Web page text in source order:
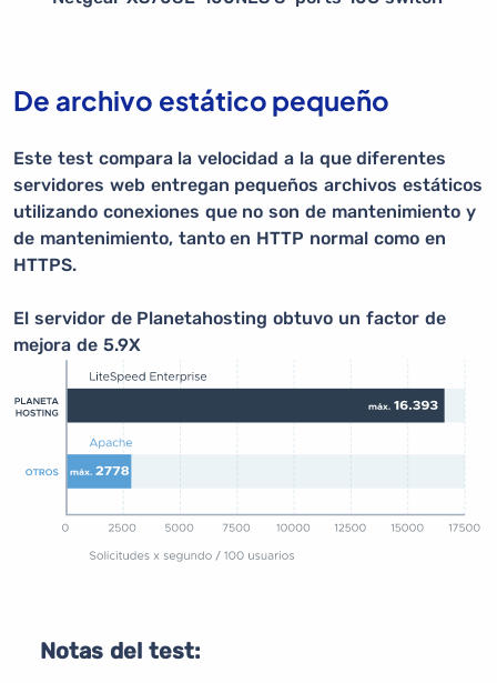
De archivo estático pequeño
Este test compara la velocidad a la que diferentes
servidores web entregan pequeños archivos estáticos
utilizando conexiones que no son de mantenimiento y
de mantenimiento, tanto en HTTP normal como en
HTTPS.
El servidor de Planetahosting obtuvo un factor de
mejora de 5.9X
Notas del test: